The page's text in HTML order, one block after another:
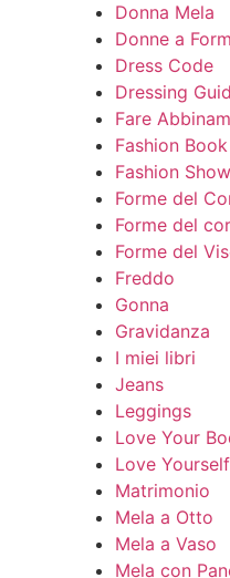
Donna Mela
Donne a
Dress Code
Dressing
Fare
Fashion Book
Fashion Show
Forme del
Forme del
Forme del
Freddo
Gonna
Gravidanza
I miei libri
Jeans
Leggings
Love Your
Love Yourself
Matrimonio
Mela a Otto
Mela a Vaso
Mela con